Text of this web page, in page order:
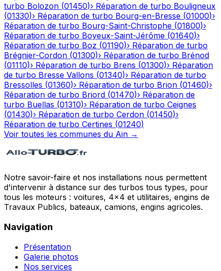
turbo Bolozon (01450)› Réparation de turbo Bouligneux
(01330)› Réparation de turbo Bourg-en-Bresse (01000)›
Réparation de turbo Bourg-Saint-Christophe (01800)›
Réparation de turbo Boyeux-Saint-Jérôme (01640)›
Réparation de turbo Boz (01190)› Réparation de turbo
Brégnier-Cordon (01300)› Réparation de turbo Brénod
(01110)› Réparation de turbo Brens (01300)› Réparation
de turbo Bresse Vallons (01340)› Réparation de turbo
Bressolles (01360)› Réparation de turbo Brion (01460)›
Réparation de turbo Briord (01470)› Réparation de
turbo Buellas (01310)› Réparation de turbo Ceignes
(01430)› Réparation de turbo Cerdon (01450)›
Réparation de turbo Certines (01240)
Voir toutes les communes du Ain →
Notre savoir-faire et nos installations nous permettent
d'intervenir à distance sur des turbos tous types, pour
tous les moteurs : voitures, 4x4 et utilitaires, engins de
Travaux Publics, bateaux, camions, engins agricoles.
Navigation
Présentation
Galerie photos
Nos services